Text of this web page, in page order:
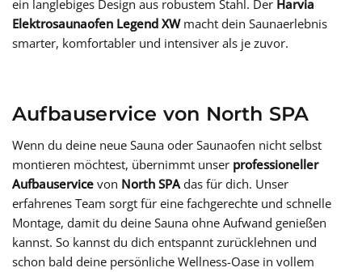
ein langlebiges Design aus robustem Stahl. Der Harvia
Elektrosaunaofen Legend XWmacht dein Saunaerlebnis
smarter, komfortabler und intensiver als je zuvor.
Aufbauservice von North SPA
Wenn du deine neue Sauna oder Saunaofen nicht selbst
montieren möchtest, übernimmt unser professioneller
Aufbauservice von North SPAdas für dich. Unser
erfahrenes Team sorgt für eine fachgerechte und schnelle
Montage, damit du deine Sauna ohne Aufwand genießen
kannst. So kannst du dich entspannt zurücklehnen und
schon bald deine persönliche Wellness-Oase in vollem